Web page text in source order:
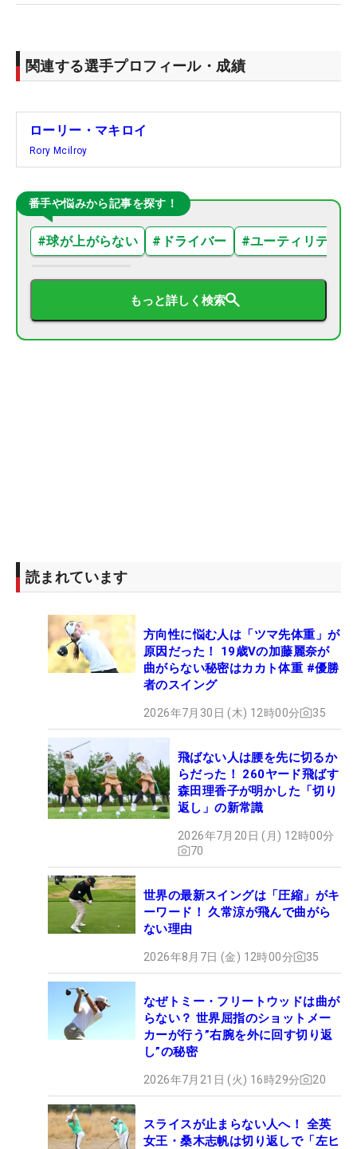
関連する選手プロフィール・成績
ローリー・マキロイ
Rory Mcilroy
番手や悩みから記事を探す！
#球が上がらない # ドライバー #ユーティリティ
もっと詳しく検索
読まれています
方向性に悩む人は「ツマ先体重」が
原因だった！ 19歳Vの加藤麗奈が
曲がらない秘密はカカト体重 #優勝
者のスイング
2026年7月30日 (木) 12時00分 35
飛ばない人は腰を先に切るか
らだった！ 260ヤード飛ばす
森田理香子が明かした「切り
返し」の新常識
2026年7月20日 (月) 12時00分
70
世界の最新スイングは「圧縮」がキ
ーワード！ 久常涼が飛んで曲がら
ない理由
2026年8月7日 (金) 12時00分 35
なぜトミー・フリートウッドは曲が
らない？ 世界屈指のショットメー
カーが行う”右腕を外に回す切り返
し”の秘密
2026年7月21日 (火) 16時29分 20
スライスが止まらない人へ！ 全英
女王・桑木志帆は切り返しで「左ヒ